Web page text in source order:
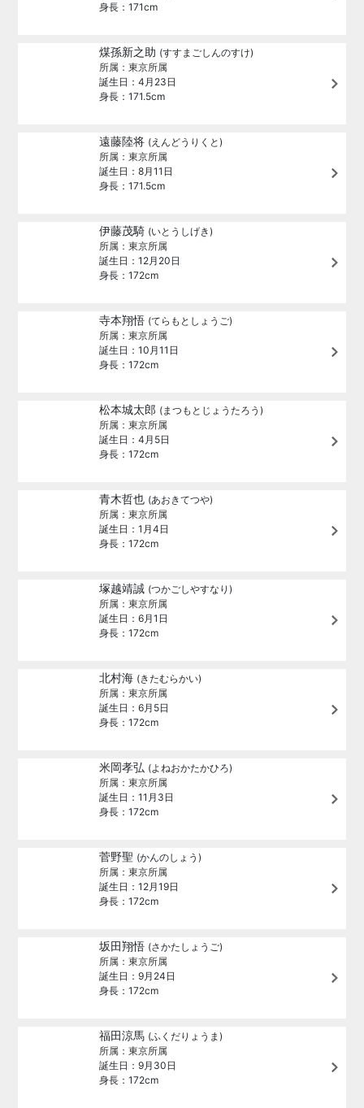
身長：171cm
煤孫新之助 (すすまごしんのすけ)
所属：東京所属
誕生日：4月23日
身長：171.5cm
遠藤陸将 (えんどうりくと)
所属：東京所属
誕生日：8月11日
身長：171.5cm
伊藤茂騎 (いとうしげき)
所属：東京所属
誕生日：12月20日
身長：172cm
寺本翔悟 (てらもとしょうご)
所属：東京所属
誕生日：10月11日
身長：172cm
松本城太郎 (まつもとじょうたろう)
所属：東京所属
誕生日：4月5日
身長：172cm
青木哲也 (あおきてつや)
所属：東京所属
誕生日：1月4日
身長：172cm
塚越靖誠 (つかごしやすなり)
所属：東京所属
誕生日：6月1日
身長：172cm
北村海 (きたむらかい)
所属：東京所属
誕生日：6月5日
身長：172cm
米岡孝弘 (よねおかたかひろ)
所属：東京所属
誕生日：11月3日
身長：172cm
菅野聖 (かんのしょう)
所属：東京所属
誕生日：12月19日
身長：172cm
坂田翔悟 (さかたしょうご)
所属：東京所属
誕生日：9月24日
身長：172cm
福田涼馬 (ふくだりょうま)
所属：東京所属
誕生日：9月30日
身長：172cm